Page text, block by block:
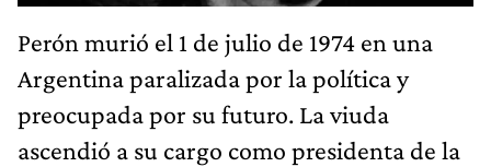
Perón murió el 1 de julio de 1974 en una
Argentina paralizada por la política y
preocupada por su futuro. La viuda
ascendió a su cargo como presidenta de la